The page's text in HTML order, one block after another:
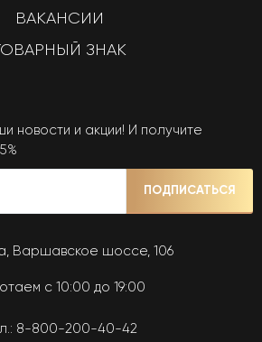
ВАКАНСИИ
ЗНАК
новости и акции! И получите
ПОДПИСАТЬСЯ
Варшавское шоссе, 106
с 10:00 до 19:00
8-800-200-40-42